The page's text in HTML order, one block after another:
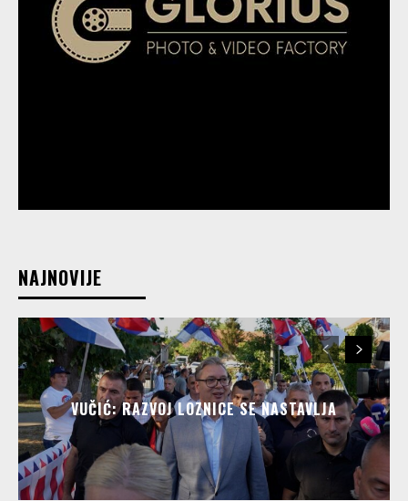
NAJNOVIJE
VUČIĆ: RAZVOJ LOZNICE SE NASTAVLJA